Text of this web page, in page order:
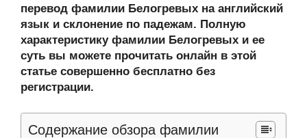
перевод фамилии Белогревых на английский
язык и склонение по падежам. Полную
характеристику фамилии Белогревых и ее
суть вы можете прочитать онлайн в этой
статье совершенно бесплатно без
регистрации.
Содержание обзора фамилии